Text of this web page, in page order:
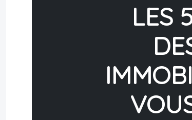
LES